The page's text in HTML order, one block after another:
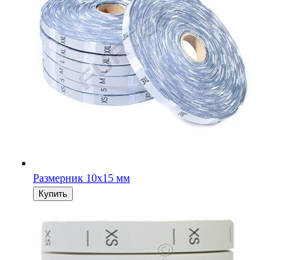
Размерник 10х15 мм